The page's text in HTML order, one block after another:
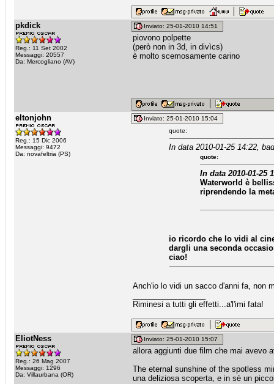
pkdick
Reg.: 11 Set 2002
Messaggi: 20557
Da: Mercogliano (AV)
Inviato: 25-01-2010 14:51
piovono polpette
(però non in 3d, in divìcs)
è molto scemosamente carino
eltonjohn
Reg.: 15 Dic 2006
Messaggi: 9472
Da: novafeltria (PS)
Inviato: 25-01-2010 15:04
quote:
In data 2010-01-25 14:22,
quote:
In data 2010-01-25
Waterworld è
riprendendo la
io ricordo che lo vidi al
dargli una seconda
ciao!
Anch'io lo vidi un sacco d'anni fa, non
Riminesi a tutti gli effetti...a'l'imi fata!
EliotNess
Reg.: 26 Mag 2007
Messaggi: 1296
Da: Villaurbana (OR)
Inviato: 25-01-2010 15:07
allora aggiunti due film che mai avevo
The eternal sunshine of the spotless
una deliziosa scoperta, e in sè un